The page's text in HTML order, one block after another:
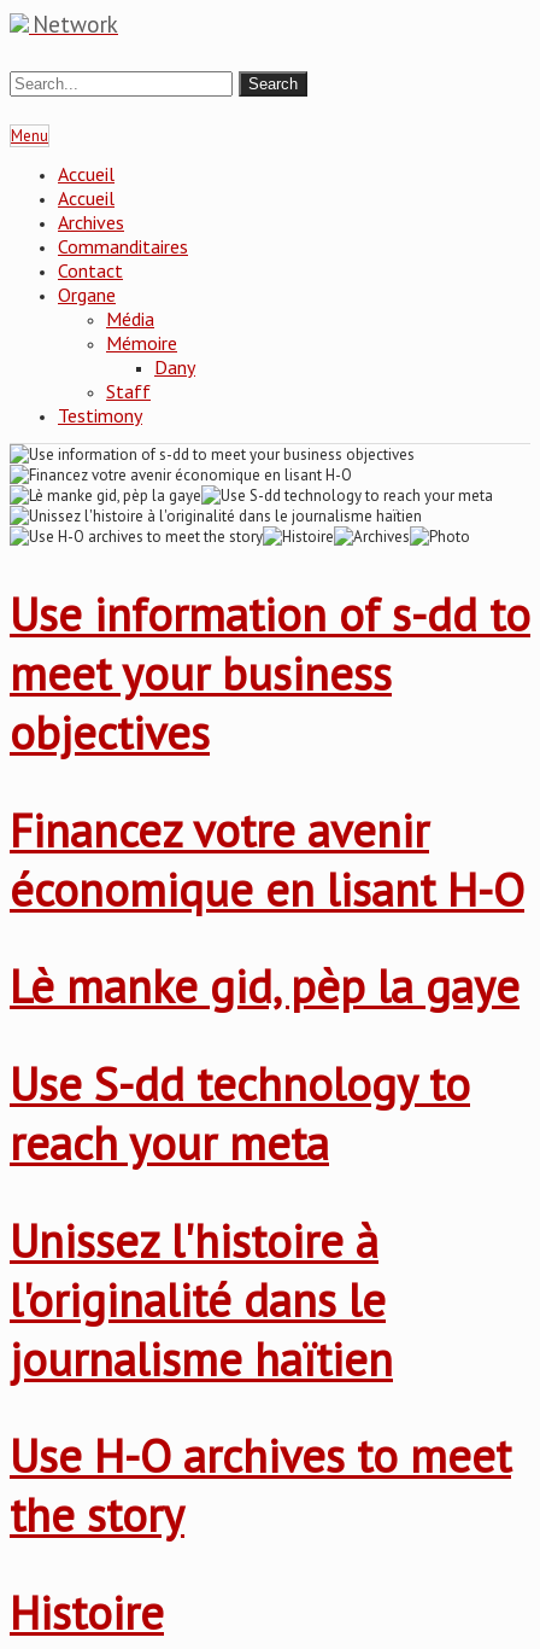
Network
Menu
Accueil
Accueil
Archives
Commanditaires
Contact
Organe
Média
Mémoire
Dany
Staff
Testimony
Use information of s-dd to
meet your business
objectives
Financez votre avenir
économique en lisant H-O
Lè manke gid, pèp la gaye
Use S-dd technology to
reach your meta
Unissez l'histoire à
l'originalité dans le
journalisme haïtien
Use H-O archives to meet
the story
Histoire